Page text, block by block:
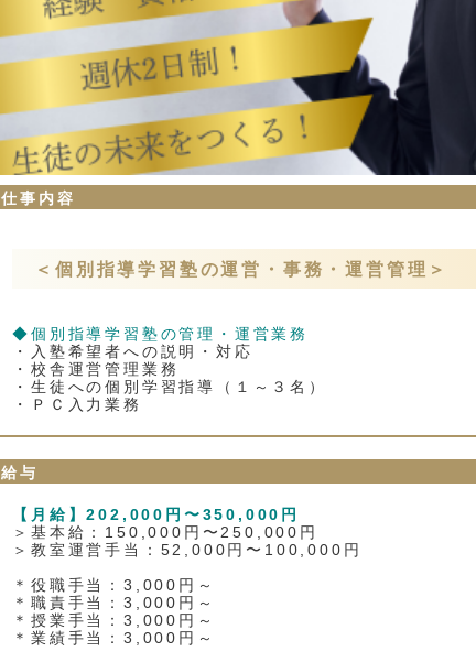
仕事内容
＜個別指導学習塾の運営・事務・運営管理＞
◆個別指導学習塾の管理・運営業務
・入塾希望者への説明・対応
・校舎運営管理業務
・生徒への個別学習指導（１～３名）
・ＰＣ入力業務
給与
【月給】202,000円〜350,000円
＞基本給：150,000円〜250,000円
＞教室運営手当：52,000円〜100,000円
＊役職手当：3,000円～
＊職責手当：3,000円～
＊授業手当：3,000円～
＊業績手当：3,000円～